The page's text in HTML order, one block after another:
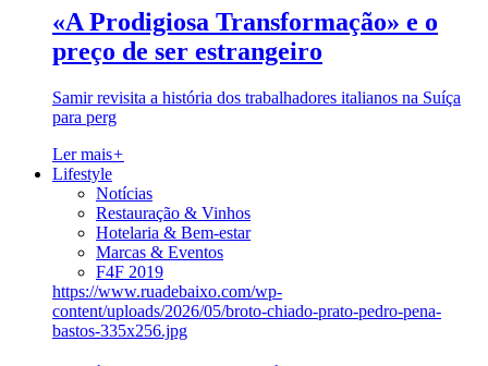
«A Prodigiosa Transformação» e o
preço de ser estrangeiro
Samir revisita a história dos trabalhadores italianos na Suíça
para perg
Ler mais+
Lifestyle
Notícias
Restauração & Vinhos
Hotelaria & Bem-estar
Marcas & Eventos
F4F 2019
https://www.ruadebaixo.com/wp-
content/uploads/2026/05/broto-chiado-prato-pedro-pena-
bastos-335x256.jpg